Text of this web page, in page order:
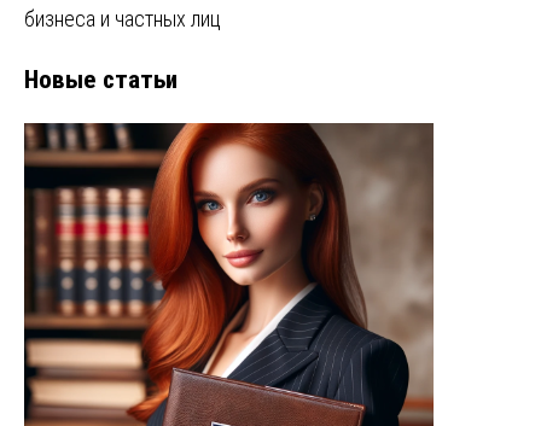
бизнеса и частных лиц
Новые статьи